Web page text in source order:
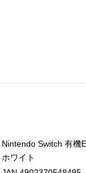
Nintendo Switch 有機
ホワイト